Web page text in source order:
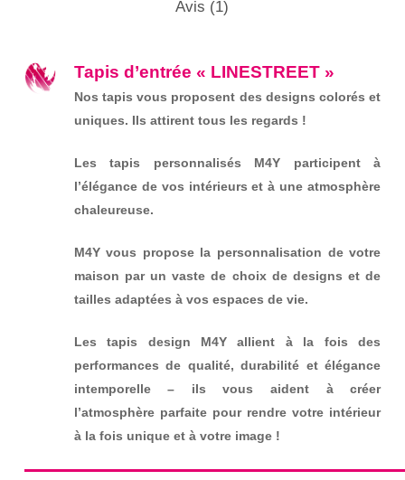
Avis (1)
Tapis d’entrée « LINESTREET »
Nos tapis vous proposent des designs colorés et
uniques. Ils attirent tous les regards !
Les tapis personnalisés M4Y participent à
l’élégance de vos intérieurs et à une atmosphère
chaleureuse.
M4Y vous propose la personnalisation de votre
maison par un vaste de choix de designs et de
tailles adaptées à vos espaces de vie.
Les tapis design M4Y allient à la fois des
performances de qualité, durabilité et élégance
intemporelle – ils vous aident à créer
l’atmosphère parfaite pour rendre votre intérieur
à la fois unique et à votre image !